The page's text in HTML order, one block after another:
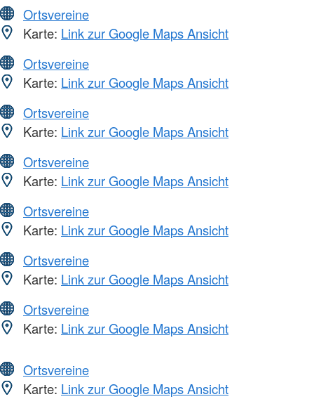
Ortsvereine
Karte: Link zur Google Maps Ansicht
Ortsvereine
Karte: Link zur Google Maps Ansicht
Ortsvereine
Karte: Link zur Google Maps Ansicht
Ortsvereine
Karte: Link zur Google Maps Ansicht
Ortsvereine
Karte: Link zur Google Maps Ansicht
Ortsvereine
Karte: Link zur Google Maps Ansicht
Ortsvereine
Karte: Link zur Google Maps Ansicht
Ortsvereine
Karte: Link zur Google Maps Ansicht